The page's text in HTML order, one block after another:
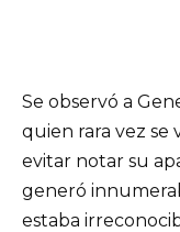
Se observó a
quien rara vez se
evitar notar su
generó
estaba